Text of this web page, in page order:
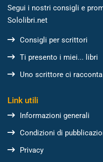
Segui i nostri consigli e
Sololibri.net
Consigli per scrittori
Ti presento i miei... libri
Uno scrittore ci
Link utili
Informazioni generali
Condizioni di
Privacy